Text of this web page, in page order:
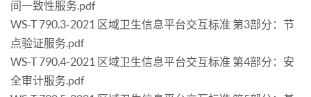
间一致性服务.pdf
WS-T 790.3-2021 区域卫生信息平台交互标准 第3部分：节
点验证服务.pdf
WS-T 790.4-2021 区域卫生信息平台交互标准 第4部分：安
全审计服务.pdf